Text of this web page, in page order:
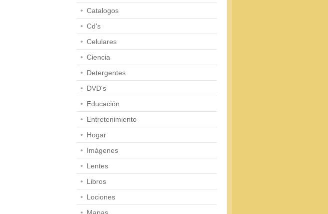
Catalogos
Cd's
Celulares
Ciencia
Detergentes
DVD's
Educación
Entretenimiento
Hogar
Imágenes
Lentes
Libros
Lociones